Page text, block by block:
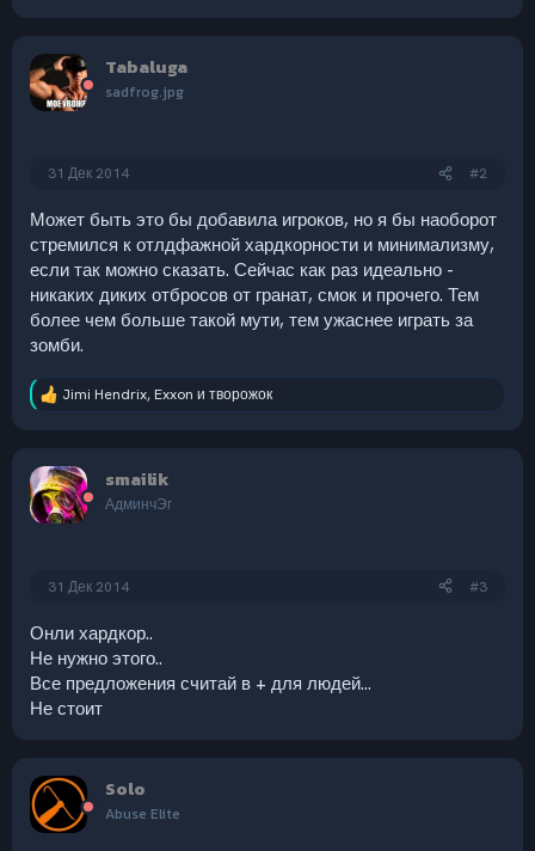
Tabaluga
sadfrog.jpg
31 Дек 2014 #2
Может быть это бы добавила игроков, но я бы наоборот
стремился к отлдфажной хардкорности и минимализму,
если так можно сказать. Сейчас как раз идеально -
никаких диких отбросов от гранат, смок и прочего. Тем
более чем больше такой мути, тем ужаснее играть за
зомби.
Р
ц
и
и
Jimi Hendrix, Exxon и творожок
smailik
АдминчЭг
31 Дек 2014 #3
Онли хардкор..
Не нужно этого..
Все предложения считай в + для людей...
Не стоит
Solo
Abuse Elite